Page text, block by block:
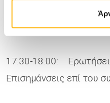
– Μετά τη Δύση της
συζήτηση με
17.30-18.00:
Επισημάνσεις επί του